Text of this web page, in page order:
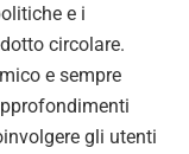
e i
circolare.
e sempre
gli utenti